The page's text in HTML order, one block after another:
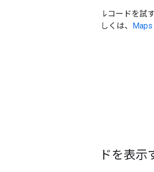
サンプルコードを試
す。 詳しくは、
コードを表示